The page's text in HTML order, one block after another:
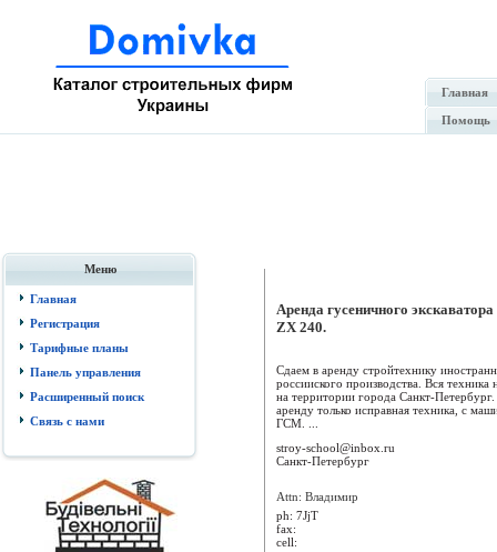
Главная
Помощь
Меню
Главная
Регистрация
Тарифные планы
Панель управления
Расширенный поиск
Связь с нами
Аренда гусеничного
ZX 240.
Сдаем в аренду стройтехнику
россииского производства. Вся техника
на территории города Санкт-Петербург.
аренду только исправная техника, с
ГСМ. ...
stroy-school@inbox.ru
Санкт-Петербург
Attn: Владимир
ph: 7JjT
fax:
cell: